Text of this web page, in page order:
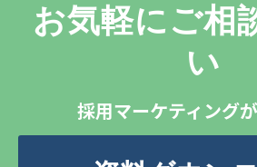
お気軽にご相
い
採用マーケティング